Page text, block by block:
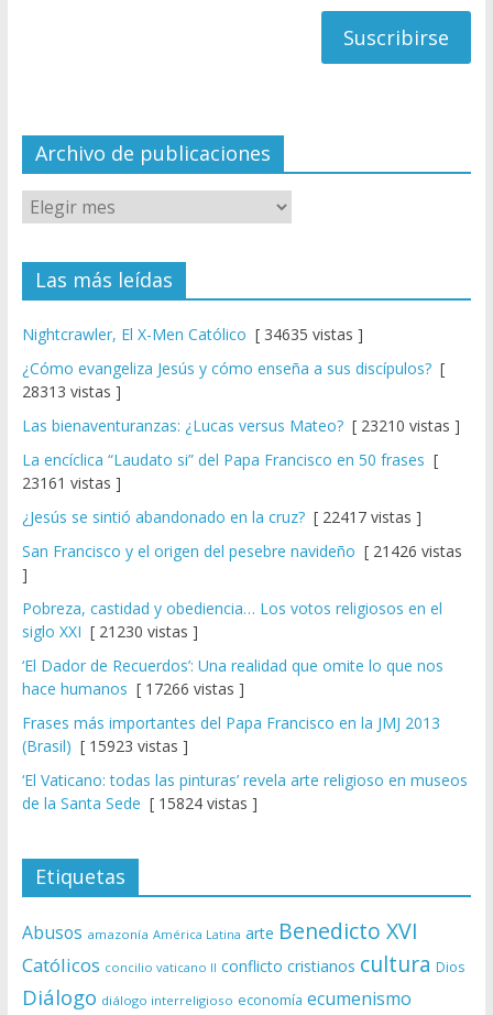
el
Archivo de publicaciones
Las más leídas
Nightcrawler, El X-Men Católico [ 34635 vistas ]
¿Cómo evangeliza Jesús y cómo enseña a sus discípulos?[
28313 vistas ]
Las bienaventuranzas: ¿Lucas versus Mateo?[ 23210 vistas ]
La encíclica “Laudato si” del Papa Francisco en 50 frases [
23161 vistas ]
¿Jesús se sintió abandonado en la cruz?[ 22417 vistas ]
San Francisco y el origen del pesebre navideño [ 21426 vistas
]
Pobreza, castidad y obediencia… Los votos religiosos en el
siglo XXI [ 21230 vistas ]
‘El Dador de Recuerdos’: Una realidad que omite lo que nos
hace humanos [ 17266 vistas ]
Frases más importantes del Papa Francisco en la JMJ 2013
(Brasil) [ 15923 vistas ]
‘El Vaticano: todas las pinturas’ revela arte religioso en museos
de la Santa Sede [ 15824 vistas ]
Etiquetas
Abusos amazonía América Latina arte Benedicto XVI
Católicos concilio vaticano II conflicto cristianos cultura Dios
Diálogo diálogo interreligioso economía ecumenismo